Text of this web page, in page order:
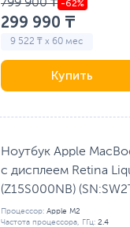
799 900 ₸
299 990 ₸
9 522 ₸ x 60 мес
Купить
Ноутбук Apple
с дисплеем Retina
(Z15S000NB)
Процессор: Apple M2
Частота процессора, ГГц: 2.4